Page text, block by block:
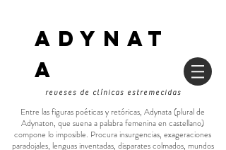
ADYNAT
a
reveses de clínicas estremecidas
Entre las figuras poéticas y retóricas, Adynata (plural de
Adynaton, que suena a palabra femenina en castellano)
compone lo imposible. Procura insurgencias, exageraciones
paradojales, lenguas inventadas, disparates colmados, mundos